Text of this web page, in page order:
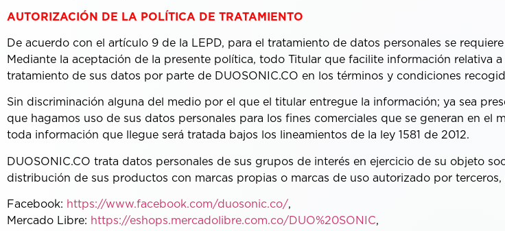
AUTORIZACIÓN DE LA POLÍTICA DE TRATAMIENTO
De acuerdo con el artículo 9 de la LEPD, para el tratamiento de datos personales se
Mediante la aceptación de la presente política, todo Titular que facilite información relativa
tratamiento de sus datos por parte de DUOSONIC.CO en los términos y condiciones
Sin discriminación alguna del medio por el que el titular entregue la información; ya sea
que hagamos uso de sus datos personales para los fines comerciales que se generan en el
toda información que llegue será tratada bajos los lineamientos de la ley 1581 de 2012.
DUOSONIC.CO trata datos personales de sus grupos de interés en ejercicio de su objeto
distribución de sus productos con marcas propias o marcas de uso autorizado por terceros,
Facebook: https://www.facebook.com/duosonic.co/,
Mercado Libre: https://eshops.mercadolibre.com.co/DUO%20SONIC,